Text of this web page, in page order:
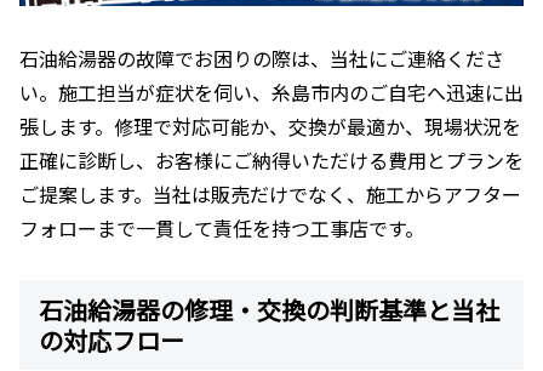
石油給湯器の故障でお困りの際は、当社にご連絡くださ
い。施工担当が症状を伺い、糸島市内のご自宅へ迅速に出
張します。修理で対応可能か、交換が最適か、現場状況を
正確に診断し、お客様にご納得いただける費用とプランを
ご提案します。当社は販売だけでなく、施工からアフター
フォローまで一貫して責任を持つ工事店です。
石油給湯器の修理・交換の判断基準と当社
の対応フロー